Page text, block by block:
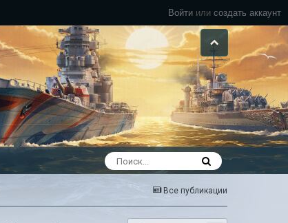
Войти или создать аккаунт
Все публикации